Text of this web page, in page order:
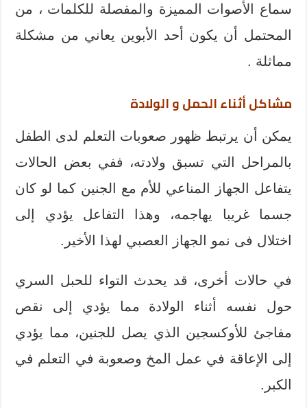
سماع الأصوات المميزة والمفصلة للكلمات ، من
المحتمل أن يكون أحد الأبوين يعاني من مشكلة
مماثلة .
مشاكل أثناء الحمل و الولادة
يمكن أن يرتبط ظهور صعوبات التعلم لدى الطفل
بالمراحل التي تسبق ولادته، ففي بعض الحالات
يتفاعل الجهاز المناعي للأم مع الجنين كما لو كان
جسما غريبا يهاجمه، وهذا التفاعل يؤدي إلى
اختلال فى نمو الجهاز العصبي لهذا الأخير.
في حالات أخرى، قد يحدث التواء للحبل السري
حول نفسه أثناء الولادة مما يؤدي إلى نقص
مفاجئ للأوكسجين الذي يصل للجنين، مما يؤدي
إلى الإعاقة في عمل المخ وصعوبة في التعلم في
الكبر.